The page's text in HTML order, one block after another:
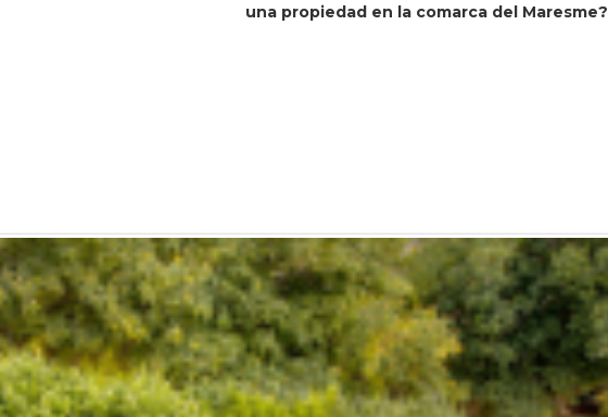
una propiedad en la comarca del Maresme?